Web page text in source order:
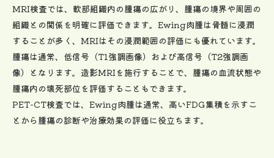
MRI検査では、軟部組織内の腫瘍の広がり、腫瘍の境界や周囲の
組織との関係を明確に評価できます。Ewing肉腫は骨髄に浸潤
することが多く、MRIはその浸潤範囲の評価にも優れています。
腫瘍は通常、低信号（T1強調画像）および高信号（T2強調画
像）となります。造影MRIを施行することで、腫瘍の血流状態や
腫瘍内の壊死部位を評価することもできます。
PET-CT検査では、Ewing肉腫は通常、高いFDG集積を示すこ
とから腫瘍の診断や治療効果の評価に役立ちます。